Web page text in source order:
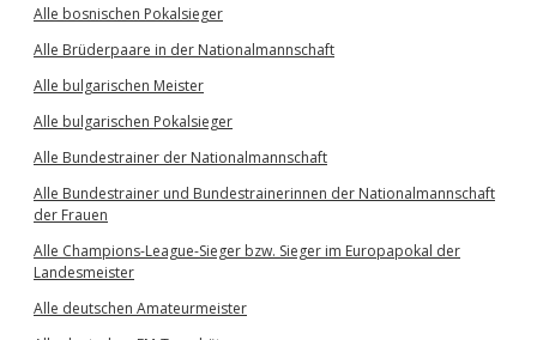
Alle bosnischen Pokalsieger
Alle Brüderpaare in der Nationalmannschaft
Alle bulgarischen Meister
Alle bulgarischen Pokalsieger
Alle Bundestrainer der Nationalmannschaft
Alle Bundestrainer und Bundestrainerinnen der Nationalmannschaft
der Frauen
Alle Champions-League-Sieger bzw. Sieger im Europapokal der
Landesmeister
Alle deutschen Amateurmeister